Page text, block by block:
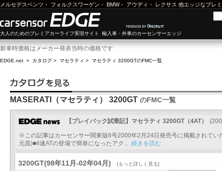
メルセデスベンツ ・ フォルクスワーゲン ・ BMW・ アウディ ・ レクサス 他エッジなプレ
大人のためのプレミアカーライフ実現サイト 輸入車・外車のカーセンサーエッジ
新車時価格はメーカー発表当時の価格です
EDGE.net > カタログ > マセラティ > マセラティ 3200GTのFMC一覧
MASERATI（マセラティ） 3200GT のFMC一覧
【プレイバック試乗記】マセラティ 3200GT（4AT）
※この記事はカーセンサー関東版6号2000年2月24日発売号に掲載されて
元昌)■4速ATの登場で簡単になったアク... 続きを読む
3200GT(98年11月-02年04月) [もっと詳しく見る]